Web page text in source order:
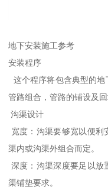
地下安装施工参考
安装程序
这个程序将包含典型的地
管路组合，管路的铺设及回
沟渠设计
宽度：沟渠要够宽以便利
渠内或沟渠外组合而定。
深度：沟渠深度要足以放
渠铺垫要求。